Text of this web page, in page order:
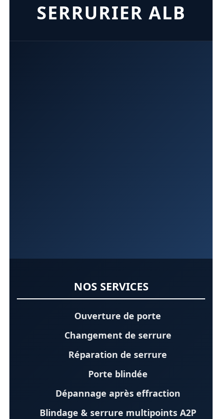
SERRURIER ALB
NOS SERVICES
Ouverture de porte
Changement de serrure
Réparation de serrure
Porte blindée
Dépannage après effraction
Blindage & serrure multipoints A2P